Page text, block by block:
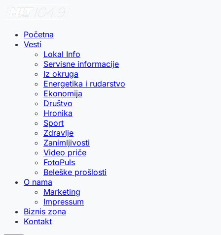
Početna
Vesti
Lokal Info
Servisne informacije
Iz okruga
Energetika i rudarstvo
Ekonomija
Društvo
Hronika
Sport
Zdravlje
Zanimljivosti
Video priče
FotoPuls
Beleške prošlosti
O nama
Marketing
Impressum
Biznis zona
Kontakt